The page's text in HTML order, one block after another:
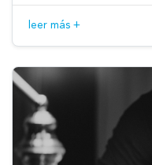
leer más +